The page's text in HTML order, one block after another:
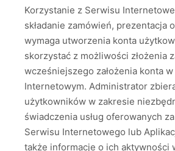
Korzystanie z Serwisu
składanie zamówień, prezentacja
wymaga utworzenia konta
skorzystać z możliwości złożenia
wcześniejszego założenia konta
Internetowym. Administrator
użytkowników w zakresie
świadczenia usług oferowanych
Serwisu Internetowego lub
także informacje o ich aktywności